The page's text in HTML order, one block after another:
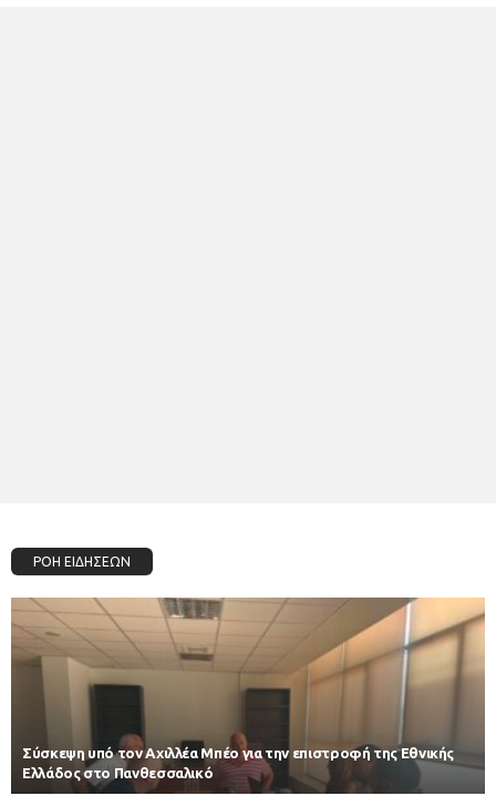
ΡΟΗ ΕΙΔΗΣΕΩΝ
Σύσκεψη υπό τον Αχιλλέα Μπέο για την επιστροφή της Εθνικής
Ελλάδος στο Πανθεσσαλικό